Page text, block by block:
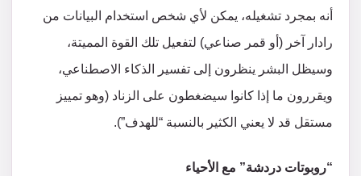
أنه بمجرد تشغيله، يمكن لأي شخص استخدام البيانات من
رادار آخر (أو قمر صناعي) لتفعيل تلك القوة المميتة،
وسيظل البشر ينظرون إلى تفسير الذكاء الاصطناعي،
ويقررون ما إذا كانوا سيضغطون على الزناد (وهو تمييز
مستقل قد لا يعني الكثير بالنسبة “للهدف”).
“روبوتات دردشة” مع الأحياء